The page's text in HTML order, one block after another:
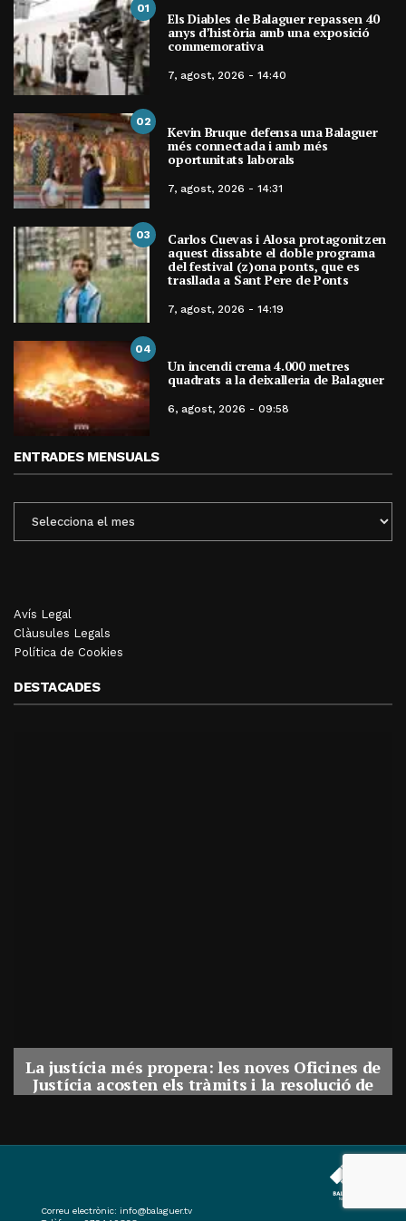
01
Els Diables de Balaguer repassen 40
anys d’història amb una exposició
commemorativa
7, agost, 2026 - 14:40
02
Kevin Bruque defensa una Balaguer
més connectada i amb més
oportunitats laborals
7, agost, 2026 - 14:31
03 Carlos Cuevas i Alosa protagonitzen
aquest dissabte el doble programa
del festival (z)ona ponts, que es
trasllada a Sant Pere de Ponts
7, agost, 2026 - 14:19
04
Un incendi crema 4.000 metres
quadrats a la deixalleria de Balaguer
6, agost, 2026 - 09:58
ENTRADES MENSUALS
MENSUALS
Avís Legal
Clàusules Legals
Política de Cookies
DESTACADES
La justícia més propera: les noves Oficines de
Justícia acosten els tràmits i la resolució de
conflictes als municipis de Catalunya
Correu electrònic: info@balaguer.tv
Telèfons: 973449838